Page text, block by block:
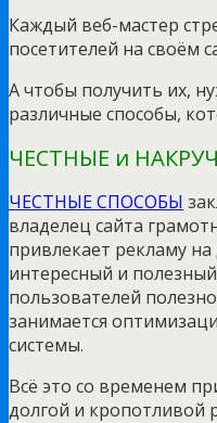
Каждый веб-мастер
посетителей на своём
А чтобы получить их,
различные способы,
ЧЕСТНЫЕ и
ЧЕСТНЫЕ СПОСОБЫ
владелец сайта
привлекает рекламу
интересный и
пользователей
занимается
системы.
Всё это со временем
долгой и кропотливой